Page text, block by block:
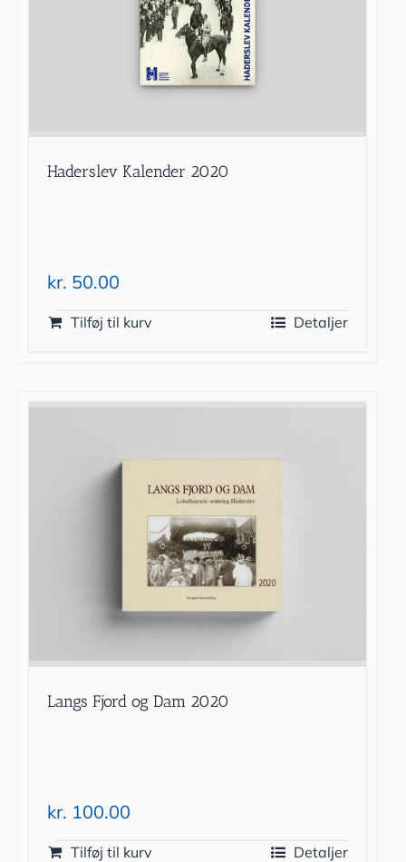
Haderslev Kalender 2020
kr. 50.00
Tilføj til kurv Detaljer
Langs Fjord og Dam 2020
kr. 100.00
Tilføj til kurv Detaljer